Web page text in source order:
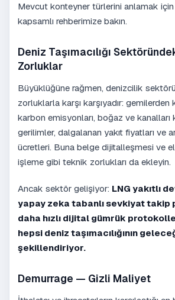
Mevcut konteyner türlerini anlamak için
kapsamlı rehberimize bakın.
Deniz Taşımacılığı
Zorluklar
Büyüklüğüne rağmen, denizcilik
zorluklarla karşı karşıyadır: gemilerden
karbon emisyonları, boğaz ve
gerilimler, dalgalanan yakıt fiyatları ve
ücretleri. Buna belge dijitalleşmesi ve
işleme gibi teknik zorlukları da ekleyin.
Ancak sektör gelişiyor: LNG yakıtlı
yapay zeka tabanlı sevkiyat takip
daha hızlı dijital gümrük
hepsi deniz taşımacılığının
şekillendiriyor.
Demurrage — Gizli Maliyet